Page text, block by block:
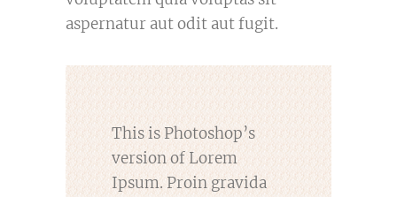
aspernatur aut odit aut fugit.
This is Photoshop’s
version of Lorem
Ipsum. Proin gravida